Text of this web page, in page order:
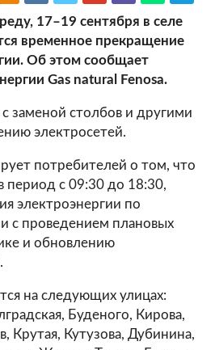
17–19 сентября в селе
временное прекращение
Об этом сообщает
Gas natural Fenosa.
заменой столбов и другими
электросетей.
потребителей о том, что
период с 09:30 до 18:30,
электроэнергии по
с проведением плановых
и обновлению
на следующих улицах:
Буденого, Кирова,
Крутая, Кутузова, Дубинина,